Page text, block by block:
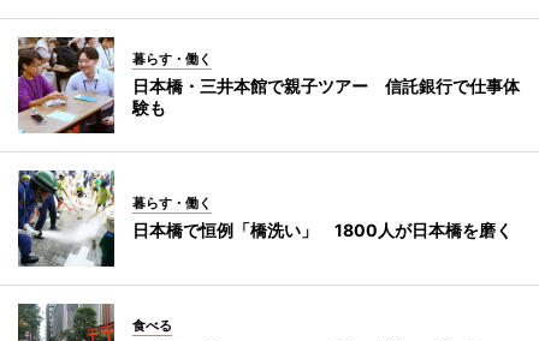
暮らす・働く
日本橋・三井本館で親子ツアー 信託銀行で仕事体
験も
暮らす・働く
日本橋で恒例「橋洗い」 1800人が日本橋を磨く
食べる